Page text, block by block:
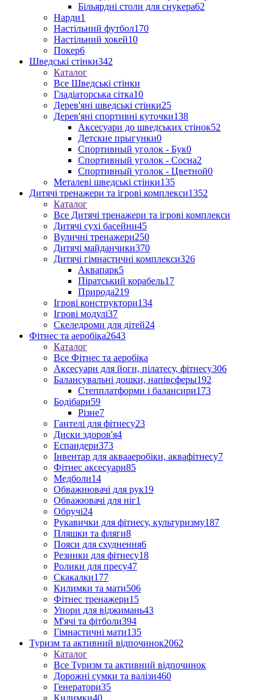
Більярдні столи для снукера62
Нарди1
Настільний футбол170
Настільний хокей10
Покер6
Шведські стінки342
Каталог
Все Шведські стінки
Гладіаторська сітка10
Дерев'яні шведські стінки25
Дерев'яні спортивні куточки138
Аксесуари до шведських стінок52
Детские прыгунки0
Спортивный уголок - Бук0
Спортивный уголок - Сосна2
Спортивный уголок - Цветной0
Металеві шведські стінки135
Дитячі тренажери та ігрові комплекси1352
Каталог
Все Дитячі тренажери та ігрові комплекси
Дитячі сухі басейни45
Вуличні тренажери250
Дитячі майданчики370
Дитячі гімнастичні комплекси326
Аквапарк5
Піратський корабель17
Природа219
Ігрові конструктори134
Ігрові модулі37
Скеледроми для дітей24
Фітнес та аеробіка2643
Каталог
Все Фітнес та аеробіка
Аксесуари для йоги, пілатесу, фітнесу306
Балансувальні дошки, напівсферы192
Степплатформи і балансири173
Бодібари59
Різне7
Гантелі для фітнесу23
Диски здоров'я4
Еспандери373
Інвентар для аквааеробіки, аквафітнесу7
Фітнес аксесуари85
Медболи14
Обважнювачі для рук19
Обважювачі для ніг1
Обручі24
Рукавички для фітнесу, культуризму187
Пляшки та фляги8
Пояси для схуднення6
Резинки для фітнесу18
Ролики для пресу47
Скакалки177
Килимки та мати506
Фітнес тренажери15
Упори для віджимань43
М'ячі та фітболи394
Гімнастичні мати135
Туризм та активний відпочинок2062
Каталог
Все Туризм та активний відпочинок
Дорожні сумки та валізи460
Генератори35
Килимки40